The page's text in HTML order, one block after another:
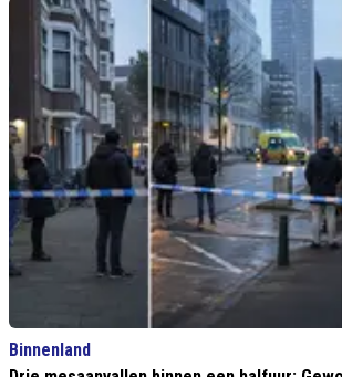
Binnenland